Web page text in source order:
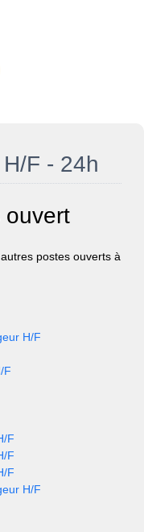
F - 24h
ouvert
postes ouverts à
H/F
F
F
F
F
H/F